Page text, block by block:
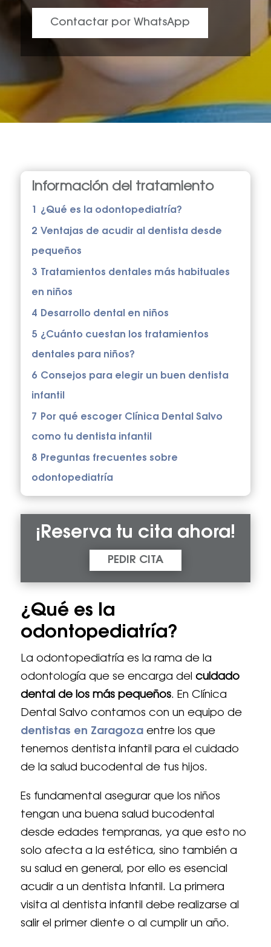
Contactar por WhatsApp
Información del tratamiento
¿Qué es la odontopediatría?
2 Ventajas de acudir al dentista desde
pequeños
3 Tratamientos dentales más habituales
en niños
4 Desarrollo dental en niños
5 ¿Cuánto cuestan los tratamientos
dentales para niños?
6 Consejos para elegir un buen dentista
infantil
7 Por qué escoger Clínica Dental Salvo
como tu dentista infantil
8 Preguntas frecuentes sobre
odontopediatría
¡Reserva tu cita ahora!
PEDIR CITA
¿Qué es la
odontopediatría?
La odontopediatría es la rama de la
odontología que se encarga del cuidado
dental de los más pequeños. En Clínica
Dental Salvo contamos con un equipo de
dentistas en Zaragozaentre los que
tenemos dentista infantil para el cuidado
de la salud bucodental de tus hijos.
Es fundamental asegurar que los niños
tengan una buena salud bucodental
desde edades tempranas, ya que esto no
solo afecta a la estética, sino también a
su salud en general, por ello es esencial
acudir a un dentista Infantil. La primera
visita al dentista infantil debe realizarse al
salir el primer diente o al cumplir un año.